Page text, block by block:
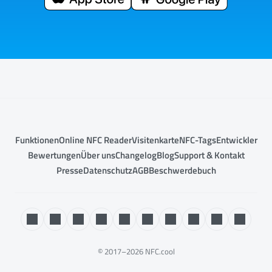
© 2017–2026 NFC.cool
FunktionenOnline NFC ReaderVisitenkarteNFC-TagsEntwickler
BewertungenÜber unsChangelogBlogSupport & Kontakt
PresseDatenschutzAGBBeschwerdebuch